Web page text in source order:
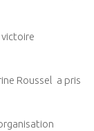
victoire
Roussel a pris